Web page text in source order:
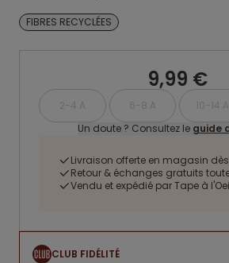
FIBRES RECYCLÉES
9,99 €
2-4 A 6-8 A
10-14 A
Un doute ? Consultez le guide
Livraison offerte en magasin
Retour & échanges gratuits
Vendu et expédié par Tape à
CLUB FIDÉLITÉ